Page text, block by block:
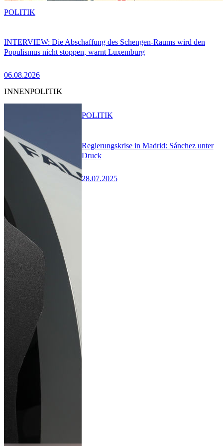
INTERVIEW: Die Abschaffung des Schengen-Raums wird den
Populismus nicht stoppen, warnt Luxemburg
06.08.2026
POLITIK
INNENPOLITIK
Regierungskrise in Madrid: Sánchez unter
Druck
28.07.2025
POLITIK